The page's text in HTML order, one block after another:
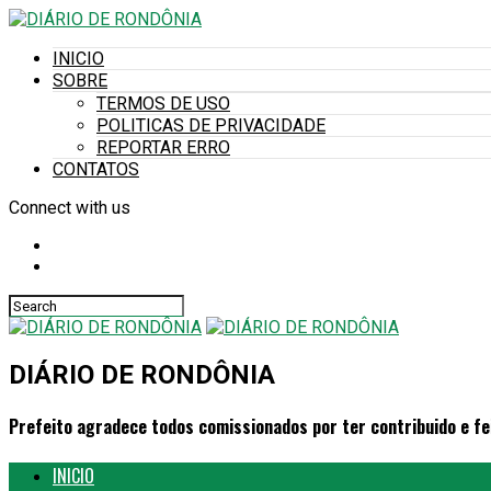
INICIO
SOBRE
TERMOS DE USO
POLITICAS DE PRIVACIDADE
REPORTAR ERRO
CONTATOS
Connect with us
DIÁRIO DE RONDÔNIA
Prefeito agradece todos comissionados por ter contribuido e
INICIO